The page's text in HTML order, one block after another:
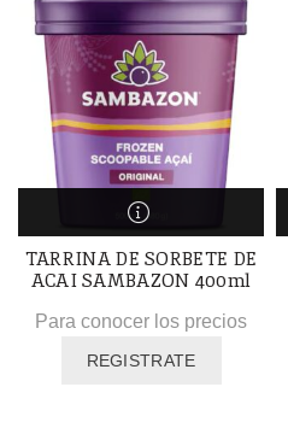
TARRINA DE SORBETE DE
ACAI SAMBAZON 400ml
Para conocer los precios
REGISTRATE